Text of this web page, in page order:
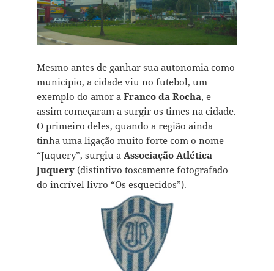
Mesmo antes de ganhar sua autonomia como
município, a cidade viu no futebol, um
exemplo do amor a Franco da Rocha, e
assim começaram a surgir os times na cidade.
O primeiro deles, quando a região ainda
tinha uma ligação muito forte com o nome
“Juquery”, surgiu a Associação Atlética
Juquery (distintivo toscamente fotografado
do incrível livro “Os esquecidos”).